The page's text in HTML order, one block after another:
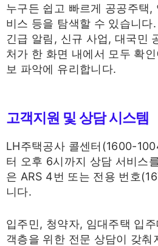
누구든 쉽고 빠르게 공공주택,
비스 등을 탐색할 수 있습니다
긴급 알림, 신규 사업, 대국민
처가 한 화면 내에서 모두 확
보 파악에 유리합니다.
고객지원 및 상담 시스템
LH주택공사 콜센터(1600-
터 오후 6시까지 상담 서비스
은 ARS 4번 또는 전용 번호
니다.
입주민, 청약자, 임대주택 입
객층을 위한 전문 상담이 갖춰